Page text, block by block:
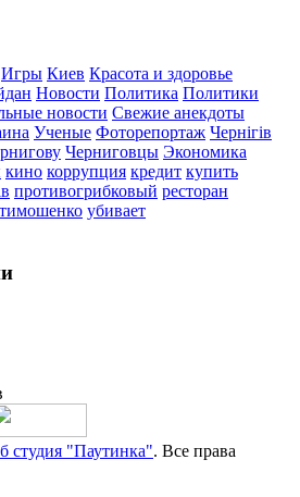
Игры Киев Красота и здоровье
Новости Политика Политики
новости Свежие анекдоты
Ученые Фоторепортаж Чернігів
Черниговцы Экономика
кино коррупция кредит купить
противогрибковый ресторан
тимошенко убивает
студия "Паутинка". Все права